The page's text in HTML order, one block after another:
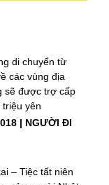
di chuyển từ
các vùng địa
sẽ được trợ cấp
triệu yên
NGƯỜI ĐI
– Tiệc tất niên